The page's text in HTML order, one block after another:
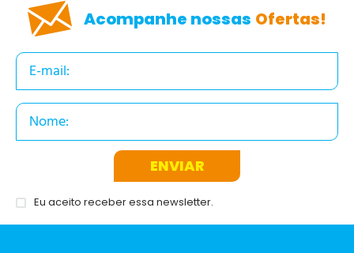
Acompanhe nossas Ofertas!
ENVIAR
Eu aceito receber essa newsletter.